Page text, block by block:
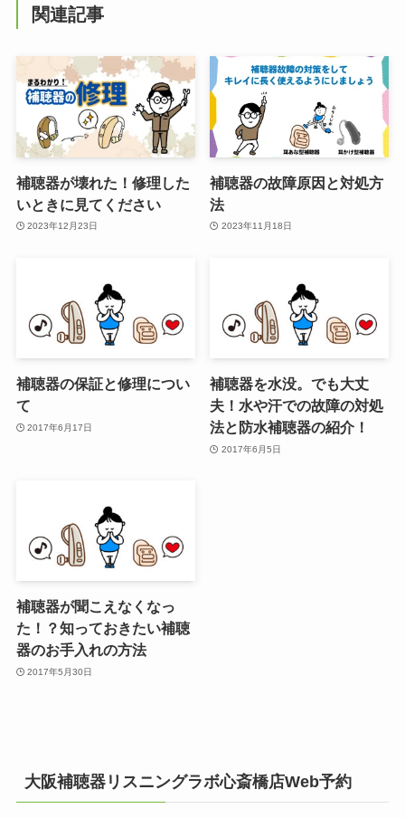
関連記事
補聴器が壊れた！修理した
いときに見てください
2023年12月23日
補聴器の故障原因と対処方
法
2023年11月18日
補聴器の保証と修理につい
て
2017年6月17日
補聴器を水没。でも大丈
夫！水や汗での故障の対処
法と防水補聴器の紹介！
2017年6月5日
補聴器が聞こえなくなっ
た！？知っておきたい補聴
器のお手入れの方法
2017年5月30日
大阪補聴器リスニングラボ心斎橋店Web予約